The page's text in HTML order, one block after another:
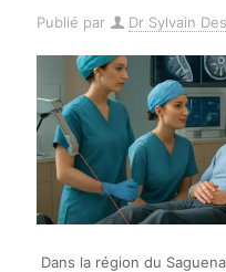
Publié par Dr Sylvain
Dans la région du